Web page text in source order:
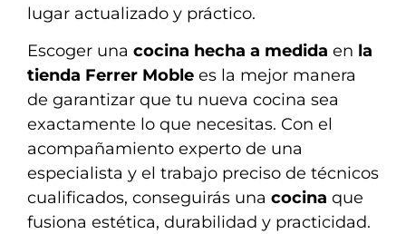
lugar actualizado y práctico.
Escoger una cocina hecha a medida en la
tienda Ferrer Moble es la mejor manera
de garantizar que tu nueva cocina sea
exactamente lo que necesitas. Con el
acompañamiento experto de una
especialista y el trabajo preciso de técnicos
cualificados, conseguirás una cocina que
fusiona estética, durabilidad y practicidad.